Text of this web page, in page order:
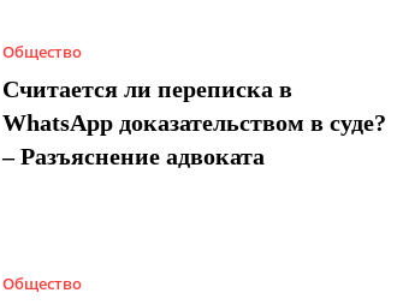
Общество
Считается ли переписка в
WhatsApp доказательством в суде?
– Разъяснение адвоката
Общество